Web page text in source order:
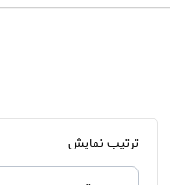
ترتیب نمایش